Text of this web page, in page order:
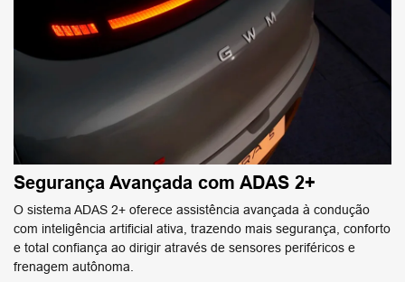
Segurança Avançada com ADAS 2+
O sistema ADAS 2+ oferece assistência avançada à condução
com inteligência artificial ativa, trazendo mais segurança, conforto
e total confiança ao dirigir através de sensores periféricos e
frenagem autônoma.